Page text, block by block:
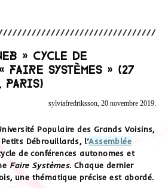
» Cycle de
Systèmes » (27
Paris)
sylviafredriksson, 20 novembre 2019.
Populaire des Grands Voisins,
Débrouillards, l’Assemblée
de conférences autonomes et
Faire Systèmes. Chaque dernier
une thématique précise est abordé.